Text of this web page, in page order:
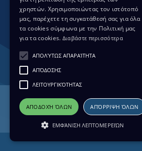
ΕΛΛΗΝΙΚΑ
Αρχική Ειδήσεις Τηλεόραση
χρηστών. Χρησιμοποιώντας τον ιστότοπό
μας, παρέχετε τη συγκατάθεσή σας για όλα
τα cookies σύμφωνα με την Πολιτική μας
για τα cookies. Διαβάστε περισσότερα
ΑΠΟΛΎΤΩΣ ΑΠΑΡΑΊΤΗΤΑ
ΑΠΌΔΟΣΗΣ
ΛΕΙΤΟΥΡΓΙΚΌΤΗΤΑΣ
ΑΠΟΔΟΧΉ ΌΛΩΝ ΑΠΌΡΡΙΨΗ ΌΛΩΝ
ΕΜΦΆΝΙΣΗ ΛΕΠΤΟΜΕΡΕΙΏΝ